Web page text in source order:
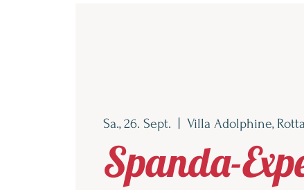
Sa., 26. Sept. Villa Adolphine,
Spanda-